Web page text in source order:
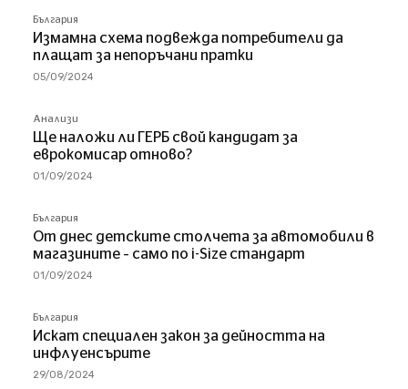
България
Измамна схема подвежда потребители да
плащат за непоръчани пратки
05/09/2024
Анализи
Ще наложи ли ГЕРБ свой кандидат за
еврокомисар отново?
01/09/2024
България
От днес детските столчета за автомобили в
магазините – само по i-Size стандарт
01/09/2024
България
Искат специален закон за дейността на
инфлуенсърите
29/08/2024